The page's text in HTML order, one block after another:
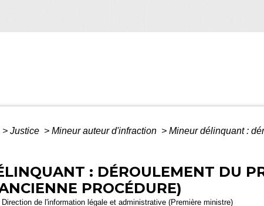
> Justice > Mineur auteur d'infraction > Mineur délinquant :
: DÉROULEMENT DU
PROCÉDURE)
de l'information légale et administrative (Première ministre)